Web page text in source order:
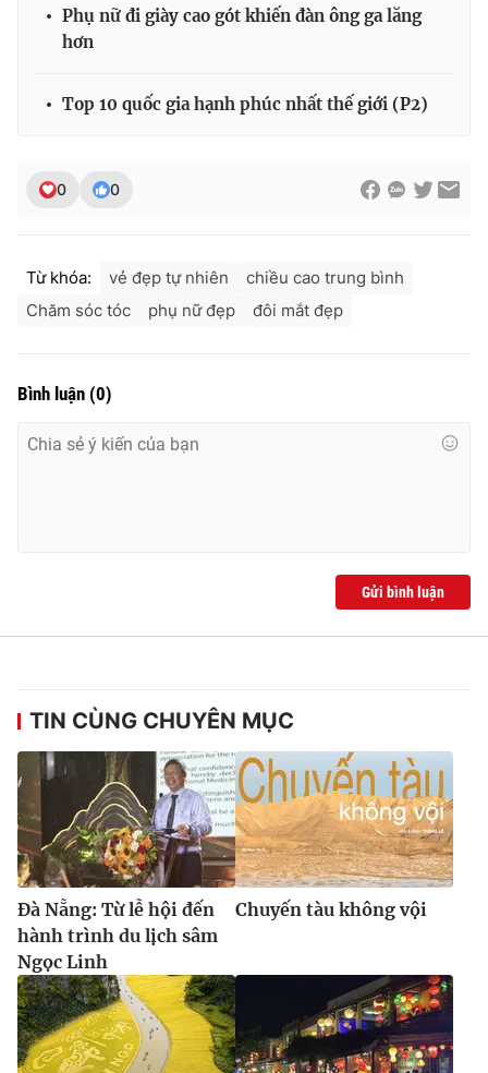
Phụ nữ đi giày cao gót khiến đàn ông ga lăng
hơn
Top 10 quốc gia hạnh phúc nhất thế giới (P2)
0 0
Từ khóa: vẻ đẹp tự nhiên
chiều cao trung bình
Chăm sóc tóc
phụ nữ đẹp đôi mắt đẹp
Bình luận (0)
Gửi bình luận
TIN CÙNG CHUYÊN MỤC
Đà Nẵng: Từ lễ hội đến
hành trình du lịch sâm
Ngọc Linh
Chuyến tàu không vội